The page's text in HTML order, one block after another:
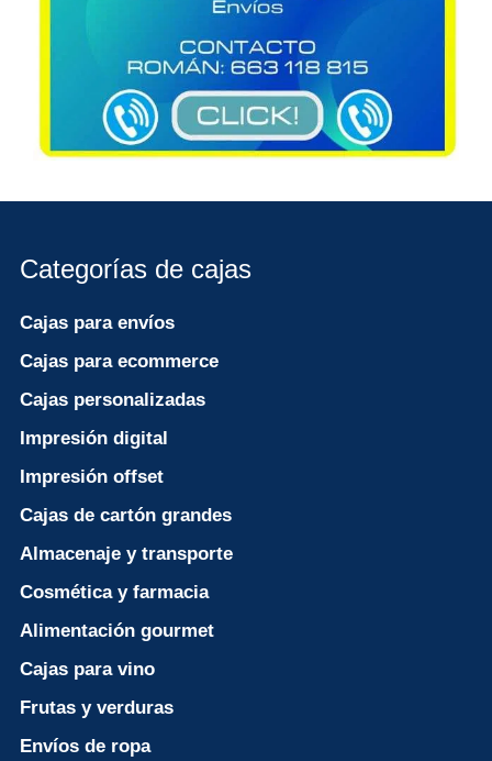
Categorías de cajas
Cajas para envíos
Cajas para ecommerce
Cajas personalizadas
Impresión digital
Impresión offset
Cajas de cartón grandes
Almacenaje y transporte
Cosmética y farmacia
Alimentación gourmet
Cajas para vino
Frutas y verduras
Envíos de ropa